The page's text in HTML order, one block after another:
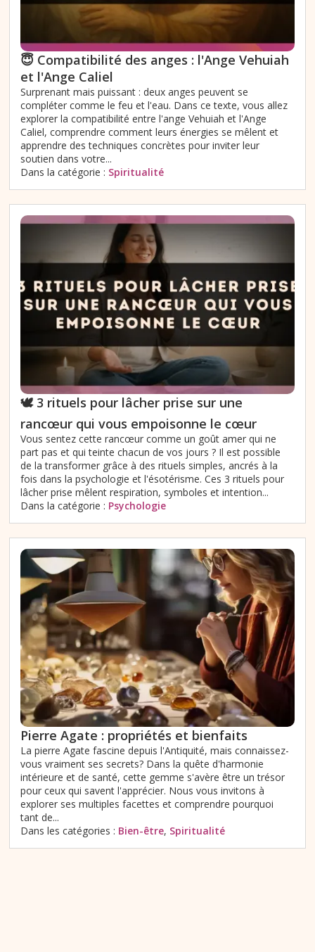
😇 Compatibilité des anges : l'Ange Vehuiah
et l'Ange Caliel
Surprenant mais puissant : deux anges peuvent se
compléter comme le feu et l'eau. Dans ce texte, vous allez
explorer la compatibilité entre l'ange Vehuiah et l'Ange
Caliel, comprendre comment leurs énergies se mêlent et
apprendre des techniques concrètes pour inviter leur
soutien dans votre...
Dans la catégorie : Spiritualité
🕊️ 3 rituels pour lâcher prise sur une
rancœur qui vous empoisonne le cœur
Vous sentez cette rancœur comme un goût amer qui ne
part pas et qui teinte chacun de vos jours ? Il est possible
de la transformer grâce à des rituels simples, ancrés à la
fois dans la psychologie et l'ésotérisme. Ces 3 rituels pour
lâcher prise mêlent respiration, symboles et intention...
Dans la catégorie : Psychologie
Pierre Agate : propriétés et bienfaits
La pierre Agate fascine depuis l'Antiquité, mais connaissez-
vous vraiment ses secrets? Dans la quête d'harmonie
intérieure et de santé, cette gemme s'avère être un trésor
pour ceux qui savent l'apprécier. Nous vous invitons à
explorer ses multiples facettes et comprendre pourquoi
tant de...
Dans les catégories : Bien-être, Spiritualité